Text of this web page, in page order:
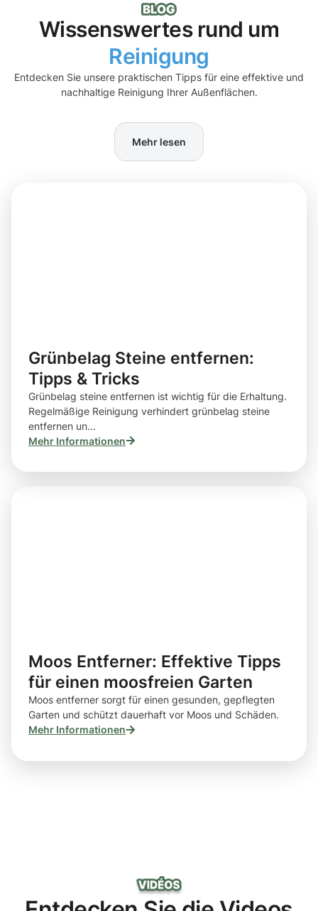
Wissenswertes rund um
Reinigung
Entdecken Sie unsere praktischen Tipps für eine effektive und
nachhaltige Reinigung Ihrer Außenflächen.
Mehr lesen
Grünbelag Steine entfernen:
Tipps & Tricks
Grünbelag steine entfernen ist wichtig für die Erhaltung.
Regelmäßige Reinigung verhindert grünbelag steine
entfernen un...
Mehr Informationen
Moos Entferner: Effektive Tipps
für einen moosfreien Garten
Moos entferner sorgt für einen gesunden, gepflegten
Garten und schützt dauerhaft vor Moos und Schäden.
Mehr Informationen